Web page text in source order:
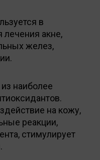
в
лечения акне,
желез,
наиболее
на кожу,
реакции,
стимулирует